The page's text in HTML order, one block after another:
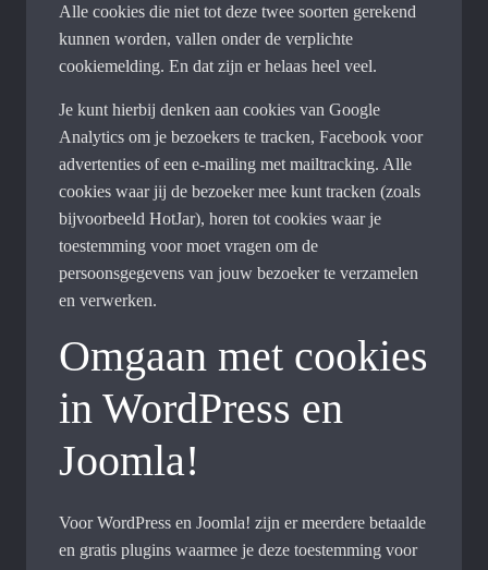
Alle cookies die niet tot deze twee soorten gerekend
kunnen worden, vallen onder de verplichte
cookiemelding. En dat zijn er helaas heel veel.
Je kunt hierbij denken aan cookies van Google
Analytics om je bezoekers te tracken, Facebook voor
advertenties of een e-mailing met mailtracking. Alle
cookies waar jij de bezoeker mee kunt tracken (zoals
bijvoorbeeld HotJar), horen tot cookies waar je
toestemming voor moet vragen om de
persoonsgegevens van jouw bezoeker te verzamelen
en verwerken.
Omgaan met cookies
in WordPress en
Joomla!
Voor WordPress en Joomla! zijn er meerdere betaalde
en gratis plugins waarmee je deze toestemming voor